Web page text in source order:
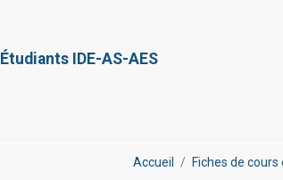
Étudiants IDE-AS-AES
Accueil Fiches de cours